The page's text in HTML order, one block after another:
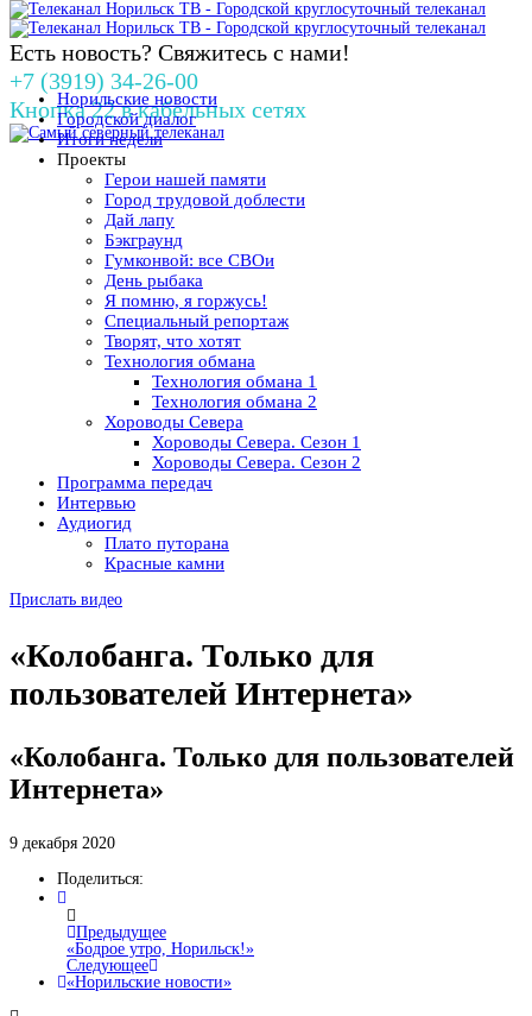
Есть новость? Свяжитесь с нами!
+7 (3919) 34-26-00
Кнопка 22 в кабельных сетях
Норильские новости
Городской диалог
Итоги недели
Проекты
Герои нашей памяти
Город трудовой доблести
Дай лапу
Бэкграунд
Гумконвой: все СВОи
День рыбака
Я помню, я горжусь!
Специальный репортаж
Творят, что хотят
Технология обмана
Технология обмана 1
Технология обмана 2
Хороводы Севера
Хороводы Севера. Сезон 1
Хороводы Севера. Сезон 2
Программа передач
Интервью
Аудиогид
Плато путорана
Красные камни
Прислать видео
«Колобанга. Только для
пользователей Интернета»
«Колобанга. Только для пользователей
Интернета»
9 декабря 2020
Поделиться:
Предыдущее
«Бодрое утро, Норильск!»
Следующее
«Норильские новости»